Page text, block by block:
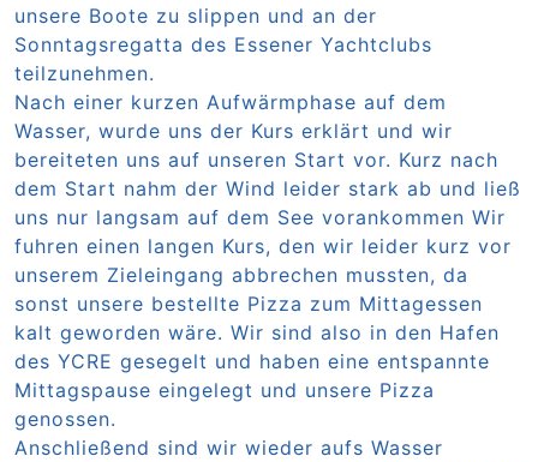
unsere Boote zu slippen und an der
Sonntagsregatta des Essener Yachtclubs
teilzunehmen.
Nach einer kurzen Aufwärmphase auf dem
Wasser, wurde uns der Kurs erklärt und wir
bereiteten uns auf unseren Start vor. Kurz nach
dem Start nahm der Wind leider stark ab und ließ
uns nur langsam auf dem See vorankommen Wir
fuhren einen langen Kurs, den wir leider kurz vor
unserem Zieleingang abbrechen mussten, da
sonst unsere bestellte Pizza zum Mittagessen
kalt geworden wäre. Wir sind also in den Hafen
des YCRE gesegelt und haben eine entspannte
Mittagspause eingelegt und unsere Pizza
genossen.
Anschließend sind wir wieder aufs Wasser